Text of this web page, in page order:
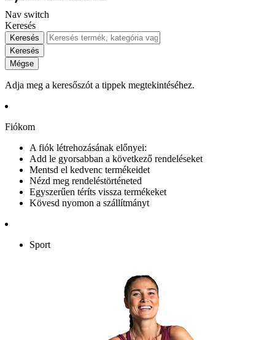
Nav switch
Keresés
Keresés
Keresés
Mégse
Adja meg a keresőszót a tippek megtekintéséhez.
Fiókom
A fiók létrehozásának előnyei:
Add le gyorsabban a következő rendeléseket
Mentsd el kedvenc termékeidet
Nézd meg rendeléstörténeted
Egyszerűen téríts vissza termékeket
Kövesd nyomon a szállítmányt
Sport